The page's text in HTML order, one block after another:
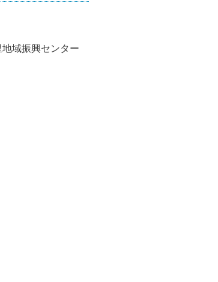
域振興センター